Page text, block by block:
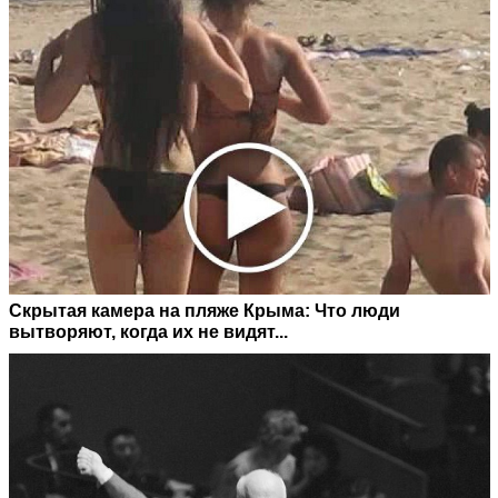
Скрытая камера на пляже Крыма: Что люди
вытворяют, когда их не видят...